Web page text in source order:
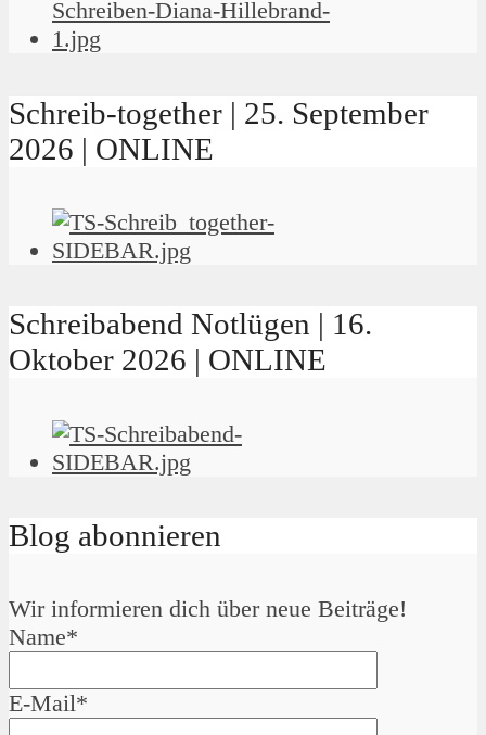
Schreib-together | 25. September
2026 | ONLINE
Schreibabend Notlügen | 16.
Oktober 2026 | ONLINE
Blog abonnieren
Wir informieren dich über neue Beiträge!
Name*
E-Mail*